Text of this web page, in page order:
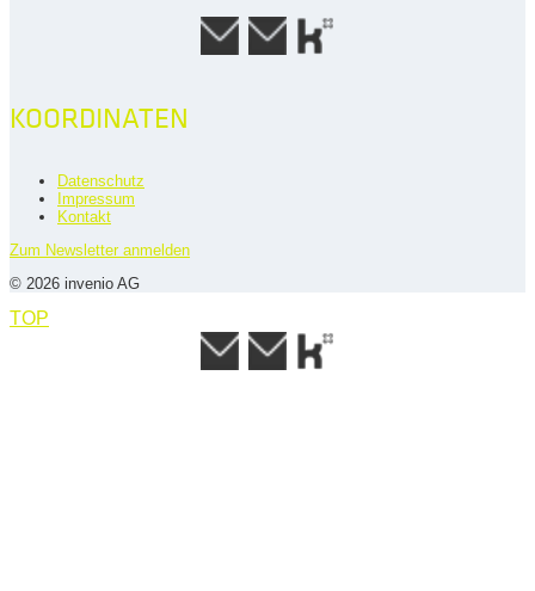
KOORDINATEN
Datenschutz
Impressum
Kontakt
Zum Newsletter anmelden
© 2026 invenio AG
TOP